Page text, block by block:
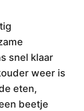
snel klaar
weer is
eten,
beetje